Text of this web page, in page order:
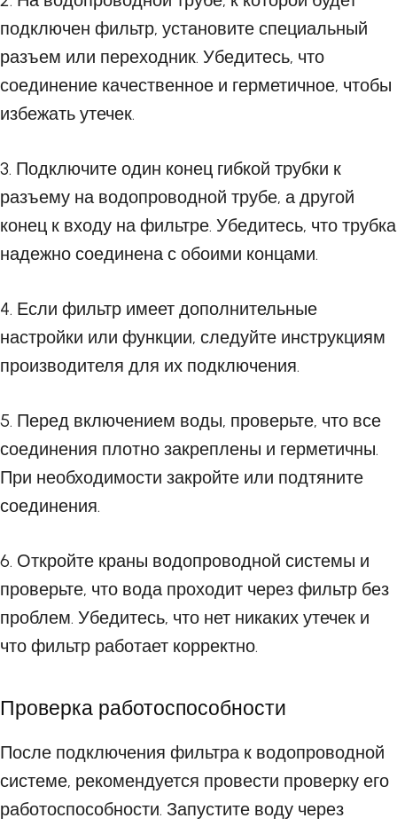
подключен фильтр, установите специальный
разъем или переходник. Убедитесь, что
соединение качественное и герметичное, чтобы
избежать утечек.
3. Подключите один конец гибкой трубки к
разъему на водопроводной трубе, а другой
конец к входу на фильтре. Убедитесь, что трубка
надежно соединена с обоими концами.
4. Если фильтр имеет дополнительные
настройки или функции, следуйте инструкциям
производителя для их подключения.
5. Перед включением воды, проверьте, что все
соединения плотно закреплены и герметичны.
При необходимости закройте или подтяните
соединения.
6. Откройте краны водопроводной системы и
проверьте, что вода проходит через фильтр без
проблем. Убедитесь, что нет никаких утечек и
что фильтр работает корректно.
Проверка работоспособности
После подключения фильтра к водопроводной
системе, рекомендуется провести проверку его
работоспособности. Запустите воду через